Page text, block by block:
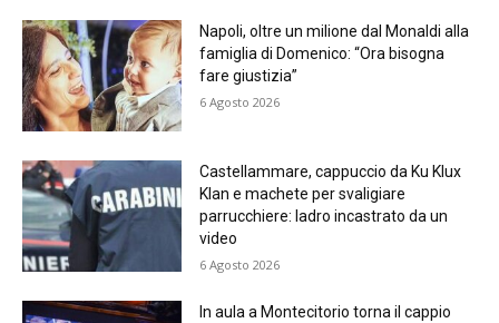
Napoli, oltre un milione dal Monaldi alla
famiglia di Domenico: “Ora bisogna
fare giustizia”
6 Agosto 2026
Castellammare, cappuccio da Ku Klux
Klan e machete per svaligiare
parrucchiere: ladro incastrato da un
video
6 Agosto 2026
In aula a Montecitorio torna il cappio